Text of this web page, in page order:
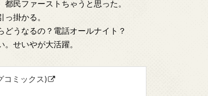
民ファーストちゃうと思った。
掛かる。
うなるの？電話オールナイト？
せいやが大活躍。
コミックス)